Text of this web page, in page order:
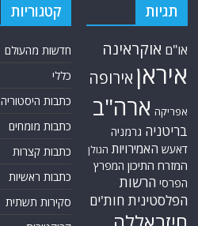
תגיות
או"ם אוקראינה
איראן אירופה
אפריקה ארה"ב
בריטניה גרמניה
דאעש האמירויות הגולן
המזרח התיכון המפרץ
הפרסי הרשות
הפלסטינית חות'ים
קטגוריות
חדשות מהעולם
כללי
כתבות היסטוריה
כתבות מומחים
כתבות קצרות
כתבות ראשיות
סקירות תשתית